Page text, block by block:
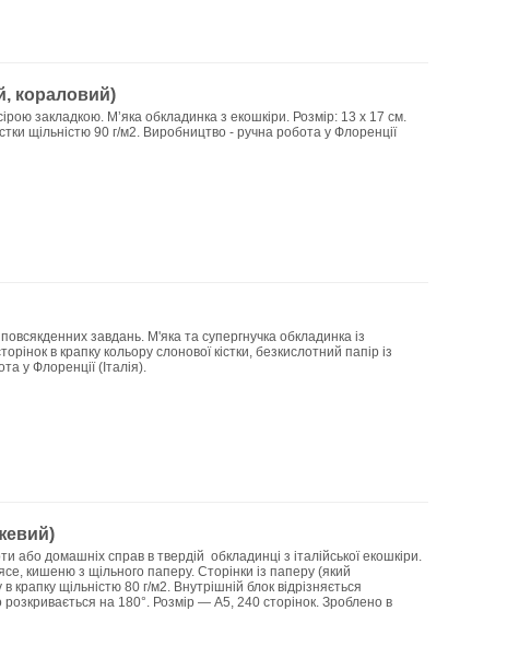
кораловий)
закладкою. Мʼяка обкладинка з екошкіри. Розмір: 13 х 17 см.
щільністю 90 г/м2. Виробництво - ручна робота у Флоренції
завдань. М'яка та супергнучка обкладинка із
в крапку кольору слонової кістки, безкислотний папір із
у Флоренції (Італія).
домашніх справ в твердій обкладинці з італійської екошкіри.
кишеню з щільного паперу. Сторінки із паперу (який
щільністю 80 г/м2. Внутрішній блок відрізняється
на 180°. Розмір — А5, 240 сторінок. Зроблено в